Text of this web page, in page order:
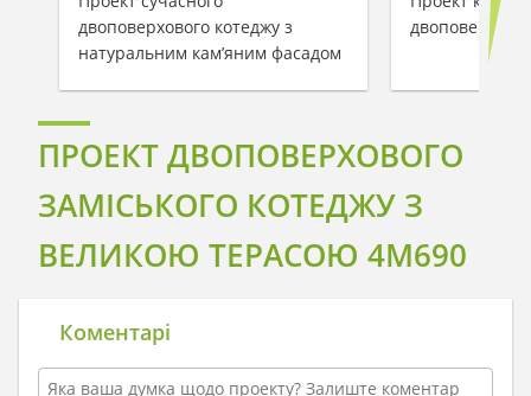
двоповерхового котеджу з
натуральним кам’яним фасадом
ПРОЕКТ ДВОПОВЕРХОВОГО
ЗАМІСЬКОГО КОТЕДЖУ З
ВЕЛИКОЮ ТЕРАСОЮ 4M690
Коментарі